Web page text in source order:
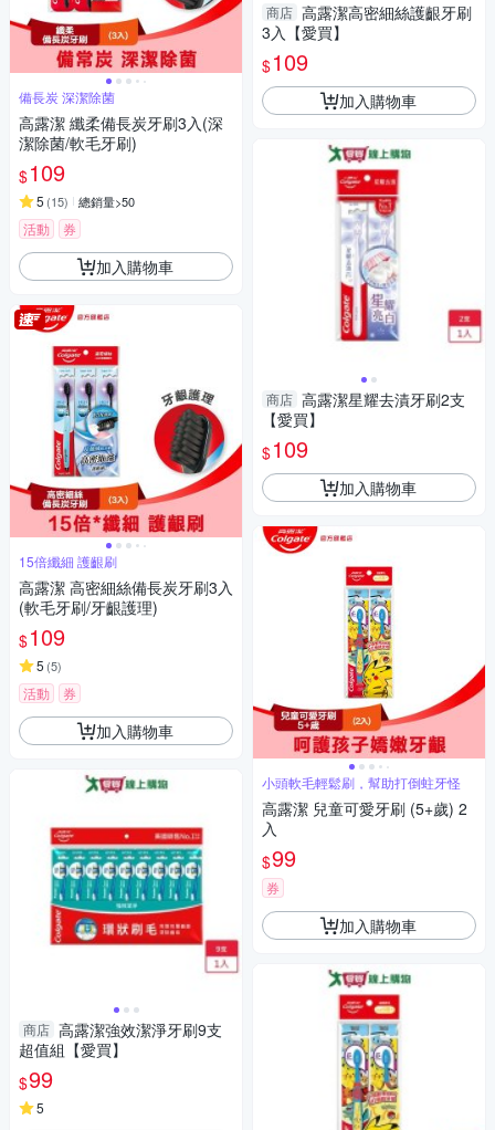
備長炭 深潔除菌
高露潔 纖柔備長炭牙刷3入(深
潔除菌/軟毛牙刷)
$109
5 (15) 總銷量>50
活動 券
加入購物車
15倍纖細 護齦刷
高露潔 高密細絲備長炭牙刷3入
(軟毛牙刷/牙齦護理)
$109
5 (5)
活動 券
加入購物車
商店 高露潔強效潔淨牙刷9支
超值組【愛買】
$99
5
商店 高露潔高密細絲護齦牙刷
3入【愛買】
$109
加入購物車
商店 高露潔星耀去漬牙刷2支
【愛買】
$109
加入購物車
小頭軟毛輕鬆刷，幫助打倒蛀牙怪
高露潔 兒童可愛牙刷 (5+歲) 2
入
$99
券
加入購物車